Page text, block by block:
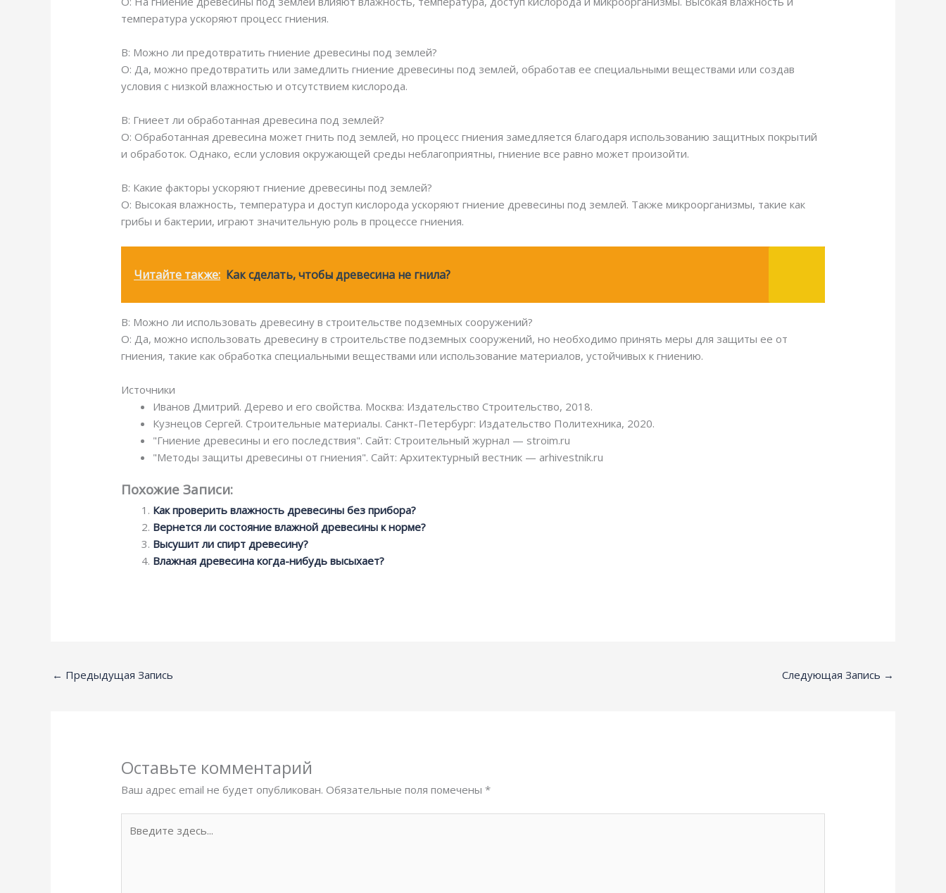
температура ускоряют процесс гниения.
В: Можно ли предотвратить гниение древесины под землей?
О: Да, можно предотвратить или замедлить гниение древесины под землей, обработав ее специальными веществами или создав
условия с низкой влажностью и отсутствием кислорода.
В: Гниеет ли обработанная древесина под землей?
О: Обработанная древесина может гнить под землей, но процесс гниения замедляется благодаря использованию защитных покрытий
и обработок. Однако, если условия окружающей среды неблагоприятны, гниение все равно может произойти.
В: Какие факторы ускоряют гниение древесины под землей?
О: Высокая влажность, температура и доступ кислорода ускоряют гниение древесины под землей. Также микроорганизмы, такие как
грибы и бактерии, играют значительную роль в процессе гниения.
Читайте также: Как сделать, чтобы древесина не гнила?
В: Можно ли использовать древесину в строительстве подземных сооружений?
О: Да, можно использовать древесину в строительстве подземных сооружений, но необходимо принять меры для защиты ее от
гниения, такие как обработка специальными веществами или использование материалов, устойчивых к гниению.
Источники
Иванов Дмитрий. Дерево и его свойства. Москва: Издательство Строительство, 2018.
Кузнецов Сергей. Строительные материалы. Санкт-Петербург: Издательство Политехника, 2020.
"Гниение древесины и его последствия". Сайт: Строительный журнал — stroim.ru
"Методы защиты древесины от гниения". Сайт: Архитектурный вестник — arhivestnik.ru
Похожие Записи:
Как проверить влажность древесины без прибора?
Вернется ли состояние влажной древесины к норме?
Высушит ли спирт древесину?
Влажная древесина когда-нибудь высыхает?
← Предыдущая Запись Следующая Запись →
Оставьте комментарий
Ваш адрес email не будет опубликован. Обязательные поля помечены*
здесь...